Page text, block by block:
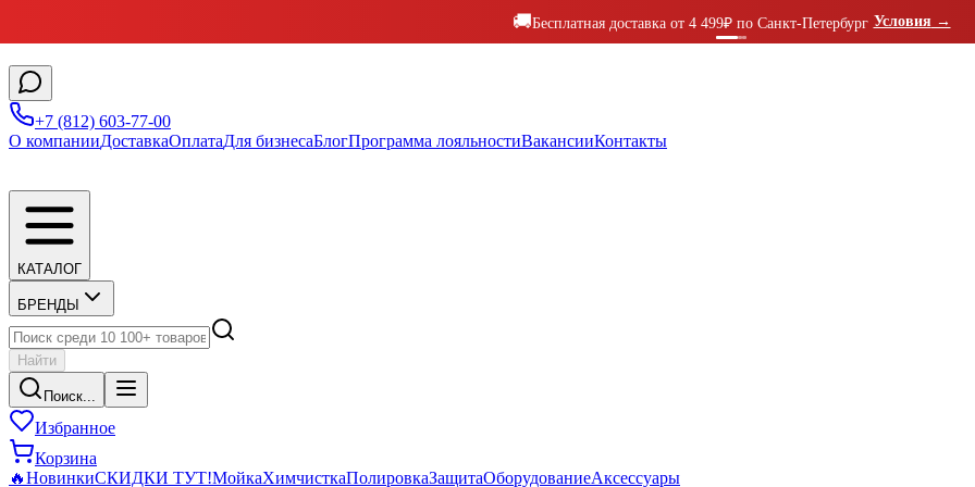
🚚Бесплатная доставка от 4 499₽ по Санкт-Петербург Условия →
+7 (812) 603-77-00
О компанииДоставкаОплатаДля бизнесаБлогПрограмма лояльностиВакансииКонтакты
КАТАЛОГ
БРЕНДЫ
Найти
Поиск...
Избранное
Корзина
🔥НовинкиСКИДКИ ТУТ!МойкаХимчисткаПолировкаЗащитаОборудованиеАксессуары